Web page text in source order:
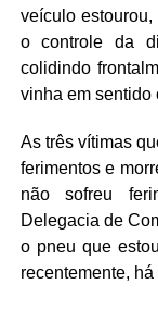
veículo
o controle da
colidindo
vinha em sentido
As três vítimas
ferimentos e
não sofreu
Delegacia de
o pneu que
recentemente,